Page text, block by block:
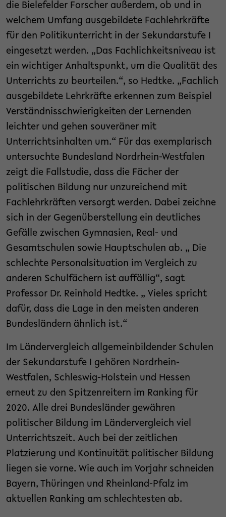
die Bielefelder Forscher außerdem, ob und in
welchem Umfang ausgebildete Fachlehrkräfte
für den Politikunterricht in der Sekundarstufe I
eingesetzt werden. „Das Fachlichkeitsniveau ist
ein wichtiger Anhaltspunkt, um die Qualität des
Unterrichts zu beurteilen.“, so Hedtke. „Fachlich
ausgebildete Lehrkräfte erkennen zum Beispiel
Verständnisschwierigkeiten der Lernenden
leichter und gehen souveräner mit
Unterrichtsinhalten um.“ Für das exemplarisch
untersuchte Bundesland Nordrhein-Westfalen
zeigt die Fallstudie, dass die Fächer der
politischen Bildung nur unzureichend mit
Fachlehrkräften versorgt werden. Dabei zeichne
sich in der Gegenüberstellung ein deutliches
Gefälle zwischen Gymnasien, Real- und
Gesamtschulen sowie Hauptschulen ab. „ Die
schlechte Personalsituation im Vergleich zu
anderen Schulfächern ist auffällig“, sagt
Professor Dr. Reinhold Hedtke. „ Vieles spricht
dafür, dass die Lage in den meisten anderen
Bundesländern ähnlich ist.“
Im Ländervergleich allgemeinbildender Schulen
der Sekundarstufe I gehören Nordrhein-
Westfalen, Schleswig-Holstein und Hessen
erneut zu den Spitzenreitern im Ranking für
2020. Alle drei Bundesländer gewähren
politischer Bildung im Ländervergleich viel
Unterrichtszeit. Auch bei der zeitlichen
Platzierung und Kontinuität politischer Bildung
liegen sie vorne. Wie auch im Vorjahr schneiden
Bayern, Thüringen und Rheinland-Pfalz im
aktuellen Ranking am schlechtesten ab.